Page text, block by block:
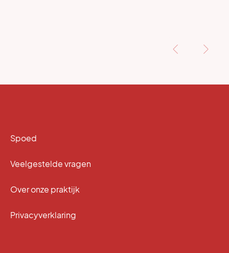
‹ ›
Spoed
Veelgestelde vragen
Over onze praktijk
Privacyverklaring